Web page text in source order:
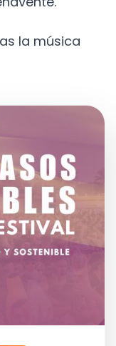
la música